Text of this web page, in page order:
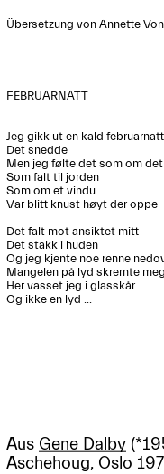
Übersetzung von Annette
FEBRUARNATT
Jeg gikk ut en kald februarnatt
Det snedde
Men jeg følte det som om
Som falt til jorden
Som om et vindu
Var blitt knust høyt der oppe
Det falt mot ansiktet mitt
Det stakk i huden
Og jeg kjente noe renne
Mangelen på lyd skremte meg
Her vasset jeg i glasskår
Og ikke en lyd ...
Aus Gene Dalby
Aschehoug, Oslo